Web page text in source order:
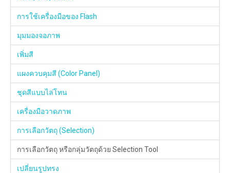
การใช้เครื่องมือของ Flash
มุมมองจอภาพ
เพิ่มสี
แผงควบคุมสี (Color Panel)
ชุดสีแบบไล่โทน
เครื่องมือวาดภาพ
การเลือกวัตถุ (Selection)
การเลือกวัตถุ หรือกลุ่มวัตถุด้วย Selection Tool
เปลี่ยนรูปทรง